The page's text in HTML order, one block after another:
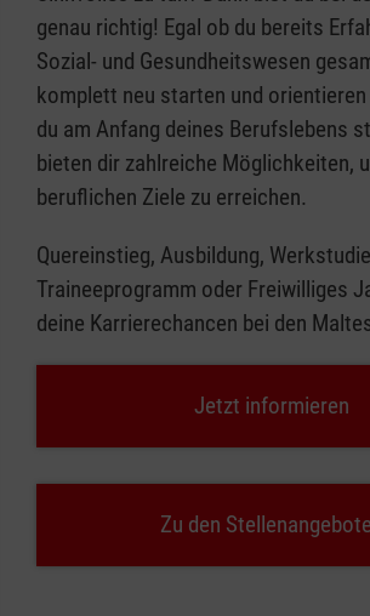
genau richtig! Egal ob du bereits
Sozial- und Gesundheitswesen
komplett neu starten und
du am Anfang deines Berufslebens
bieten dir zahlreiche Möglichkeiten,
beruflichen Ziele zu erreichen.
Quereinstieg, Ausbildung,
Traineeprogramm oder Freiwilliges
deine Karrierechancen bei den
Jetzt informieren
Zu den